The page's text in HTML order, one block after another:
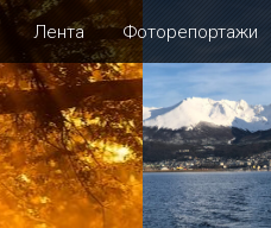
Лента Фоторепортажи